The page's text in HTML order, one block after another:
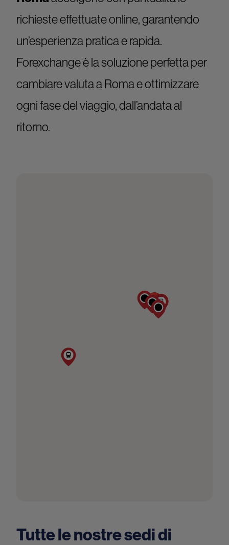
richieste effettuate online, garantendo
un’esperienza pratica e rapida.
Forexchange è la soluzione perfetta per
cambiare valuta a Roma e ottimizzare
ogni fase del viaggio, dall’andata al
ritorno.
Tutte le nostre sedi di